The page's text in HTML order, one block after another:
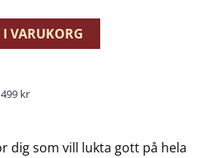
KR.
VARUKORG
dig som vill lukta gott på hela
kr